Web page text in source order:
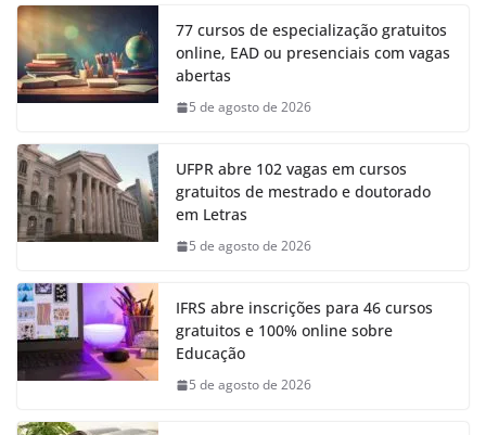
77 cursos de especialização gratuitos
online, EAD ou presenciais com vagas
abertas
5 de agosto de 2026
UFPR abre 102 vagas em cursos
gratuitos de mestrado e doutorado
em Letras
5 de agosto de 2026
IFRS abre inscrições para 46 cursos
gratuitos e 100% online sobre
Educação
5 de agosto de 2026